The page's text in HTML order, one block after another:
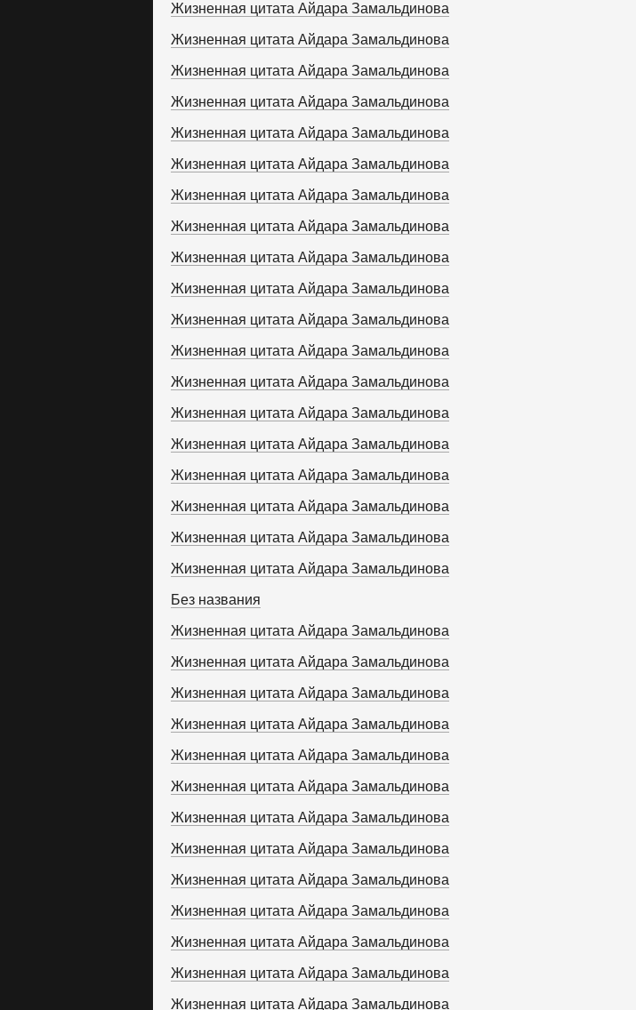
Жизненная цитата Айдара Замальдинова
Жизненная цитата Айдара Замальдинова
Жизненная цитата Айдара Замальдинова
Жизненная цитата Айдара Замальдинова
Жизненная цитата Айдара Замальдинова
Жизненная цитата Айдара Замальдинова
Жизненная цитата Айдара Замальдинова
Жизненная цитата Айдара Замальдинова
Жизненная цитата Айдара Замальдинова
Жизненная цитата Айдара Замальдинова
Жизненная цитата Айдара Замальдинова
Жизненная цитата Айдара Замальдинова
Жизненная цитата Айдара Замальдинова
Жизненная цитата Айдара Замальдинова
Жизненная цитата Айдара Замальдинова
Жизненная цитата Айдара Замальдинова
Жизненная цитата Айдара Замальдинова
Жизненная цитата Айдара Замальдинова
Жизненная цитата Айдара Замальдинова
Без названия
Жизненная цитата Айдара Замальдинова
Жизненная цитата Айдара Замальдинова
Жизненная цитата Айдара Замальдинова
Жизненная цитата Айдара Замальдинова
Жизненная цитата Айдара Замальдинова
Жизненная цитата Айдара Замальдинова
Жизненная цитата Айдара Замальдинова
Жизненная цитата Айдара Замальдинова
Жизненная цитата Айдара Замальдинова
Жизненная цитата Айдара Замальдинова
Жизненная цитата Айдара Замальдинова
Жизненная цитата Айдара Замальдинова
Жизненная цитата Айдара Замальдинова